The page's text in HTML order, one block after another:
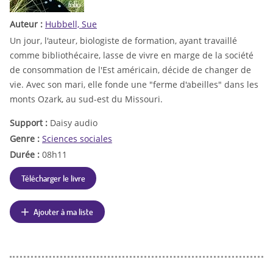
Auteur : Hubbell, Sue
Un jour, l'auteur, biologiste de formation, ayant travaillé
comme bibliothécaire, lasse de vivre en marge de la société
de consommation de l'Est américain, décide de changer de
vie. Avec son mari, elle fonde une "ferme d'abeilles" dans les
monts Ozark, au sud-est du Missouri.
Support : Daisy audio
Genre : Sciences sociales
Durée : 08h11
Télécharger le livre
Ajouter à ma liste